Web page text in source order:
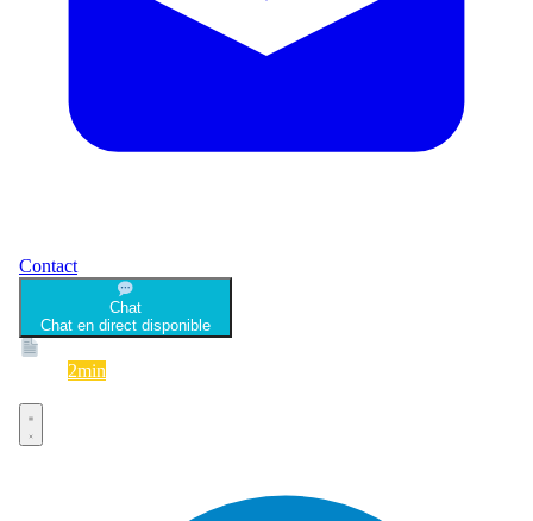
Contact
Chat
Chat en direct disponible
2min